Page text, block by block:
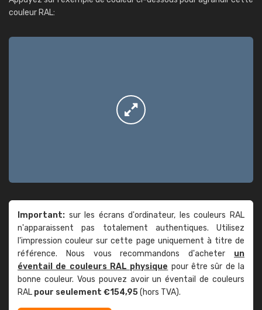
couleur RAL:
Important: sur les écrans d'ordinateur, les couleurs RAL
n'apparaissent pas totalement authentiques. Utilisez
l'impression couleur sur cette page uniquement à titre de
référence. Nous vous recommandons d'acheter un
éventail de couleurs RAL physique pour être sûr de la
bonne couleur. Vous pouvez avoir un éventail de couleurs
RAL pour seulement €154,95(hors TVA).